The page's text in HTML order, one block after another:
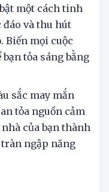
sống ngày mới,
một cách tinh
và thu hút
mọi cuộc
tỏa sáng bằng
sắc may mắn
tỏa nguồn cảm
của bạn thành
ngập năng